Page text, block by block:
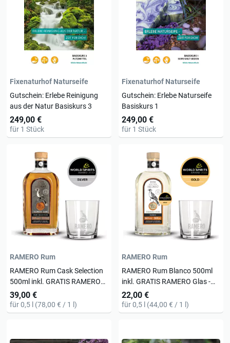
Fixenaturhof Naturseife
Gutschein: Erlebe Reinigung
aus der Natur Basiskurs 3
249,00 €
für 1 Stück
Fixenaturhof Naturseife
Gutschein: Erlebe Naturseife
Basiskurs 1
249,00 €
für 1 Stück
RAMERO Rum
RAMERO Rum Cask Selection
500ml inkl. GRATIS RAMERO
Glas - World Spirit Awards
Silber 2022
39,00 €
für 0,5 l (78,00 € / 1 l)
RAMERO Rum
RAMERO Rum Blanco 500ml
inkl. GRATIS RAMERO Glas -
World Spirit Awards Gold 2022
22,00 €
für 0,5 l (44,00 € / 1 l)